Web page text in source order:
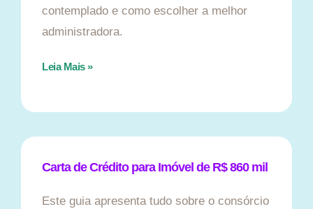
contemplado e como escolher a melhor
administradora.
Leia Mais »
Carta de Crédito para Imóvel de R$ 860 mil
Este guia apresenta tudo sobre o consórcio